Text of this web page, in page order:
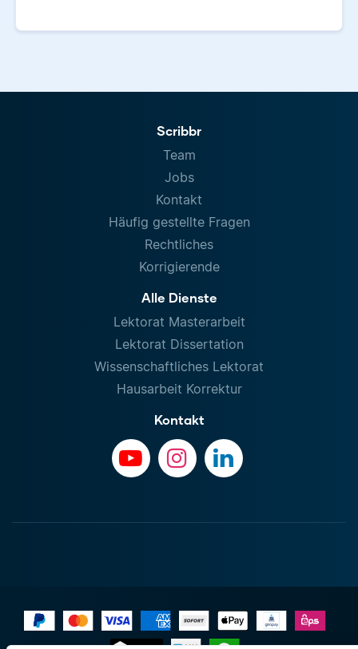
Scribbr
Team
Jobs
Kontakt
Häufig gestellte Fragen
Rechtliches
Korrigierende
Alle Dienste
Lektorat Masterarbeit
Lektorat Dissertation
Wissenschaftliches Lektorat
Hausarbeit Korrektur
Kontakt